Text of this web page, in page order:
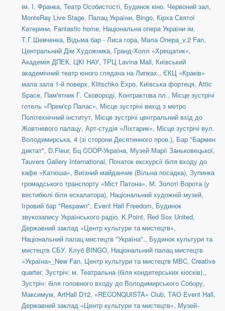
ім. І. Франка, Театр Особистості, Будинок кіно. Червоний зал,
MonteRay Live Stage, Палац України, Bingo, Кірха Святої
Катерини, Fantastic home, Національна опера України ім.
Т.Г.Шевченка, Відьма бар - Лиса гора, Мала Опера_v.2 Fan,
Центральний Дім Художника, Гранд-Холл «Хрещатик»,
Академія ДПЕК, ЦКІ НАУ, ТРЦ Lavina Mall, Київський
академічний театр юного глядача на Липках., ЄКЦ «Краків»
мала зала 1-й поверх, Klitschko Expo, Київська фортеця, Attic
Space, Пам'ятник Г. Сковороді, Контрактова пл., Місце зустрічі
готель «Прем'єр Палас», Місце зустрічі вихід з метро
Політехнічний інститут, Місце зустрічі центральний вхід до
Жовтневого палацу, Арт-студія «Ліхтарик», Місце зустрічі вул.
Володимирська, 4 (зі сторони Десятинного пров.), Бар "Бармен
диктат", D.Fleur, Бц COOP-Україна, Музей Марії Заньковецької,
Tauvers Gallery International, Початок екскурсії біля входу до
кафе «Катюша», Виїзний майданчик (Вільна посадка), Зупинка
громадського транспорту «Міст Патона», М. Золоті Ворота (у
вестибюлі біля ескалатора), Національний художній музей,
Ігровий бар "Respawn", Event Hall Freedom, Будинок
звукозапису Українського радіо, K.Point, Red Sox United,
Державний заклад «Центр культури та мистецтв»,
Національний палац мистецтв "Україна"., Будинок культури та
мистецтв СБУ, Клуб BINGO, Національний палац мистецтв
«Україна»_New Fan, Центр культури та мистецтв МВС, Creative
quarter, Зустріч: м. Театральна (біля кондитерських кіосків).,
Зустріч: біля головного входу до Володимирського Собору,
Максимум, ArtHall D12, «RECONQUISTA» Club, ТАО Event Hall,
Державний заклад «Центр культури та мистецтв», Музей-